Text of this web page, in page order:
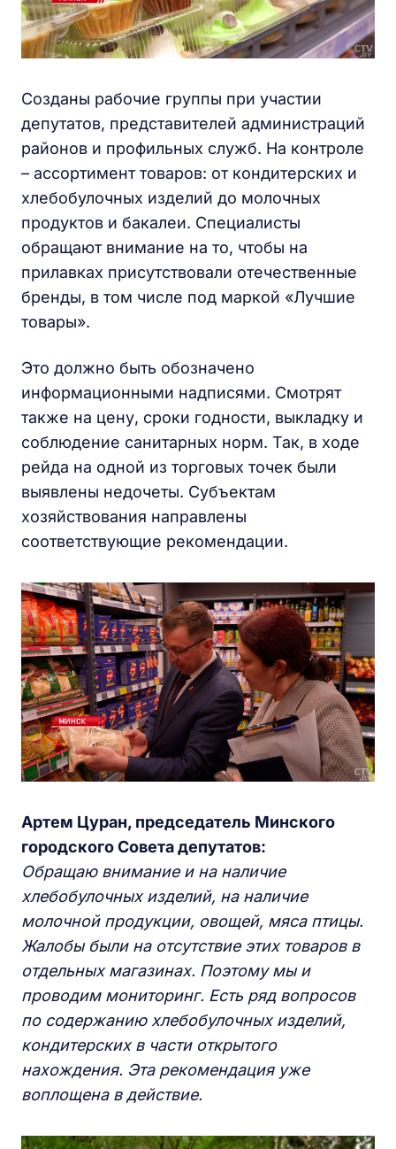
Созданы рабочие группы при участии
депутатов, представителей администраций
районов и профильных служб. На контроле
– ассортимент товаров: от кондитерских и
хлебобулочных изделий до молочных
продуктов и бакалеи. Специалисты
обращают внимание на то, чтобы на
прилавках присутствовали отечественные
бренды, в том числе под маркой «Лучшие
товары».
Это должно быть обозначено
информационными надписями. Смотрят
также на цену, сроки годности, выкладку и
соблюдение санитарных норм. Так, в ходе
рейда на одной из торговых точек были
выявлены недочеты. Субъектам
хозяйствования направлены
соответствующие рекомендации.
Артем Цуран, председатель Минского
городского Совета депутатов:
Обращаю внимание и на наличие
хлебобулочных изделий, на наличие
молочной продукции, овощей, мяса птицы.
Жалобы были на отсутствие этих товаров в
отдельных магазинах. Поэтому мы и
проводим мониторинг. Есть ряд вопросов
по содержанию хлебобулочных изделий,
кондитерских в части открытого
нахождения. Эта рекомендация уже
воплощена в действие.